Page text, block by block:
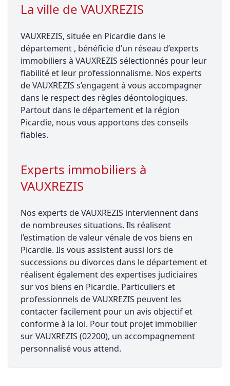
La ville de VAUXREZIS
VAUXREZIS, située en Picardie dans le
département , bénéficie d’un réseau d’experts
immobiliers à VAUXREZIS sélectionnés pour leur
fiabilité et leur professionnalisme. Nos experts
de VAUXREZIS s’engagent à vous accompagner
dans le respect des règles déontologiques.
Partout dans le département et la région
Picardie, nous vous apportons des conseils
fiables.
Experts immobiliers à
VAUXREZIS
Nos experts de VAUXREZIS interviennent dans
de nombreuses situations. Ils réalisent
l’estimation de valeur vénale de vos biens en
Picardie. Ils vous assistent aussi lors de
successions ou divorces dans le département et
réalisent également des expertises judiciaires
sur vos biens en Picardie. Particuliers et
professionnels de VAUXREZIS peuvent les
contacter facilement pour un avis objectif et
conforme à la loi. Pour tout projet immobilier
sur VAUXREZIS (02200), un accompagnement
personnalisé vous attend.